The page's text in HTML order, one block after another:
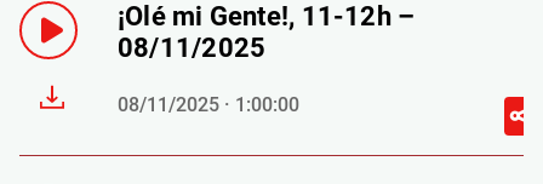
¡Olé mi Gente!, 11-12h –
08/11/2025
08/11/2025 · 1:00:00